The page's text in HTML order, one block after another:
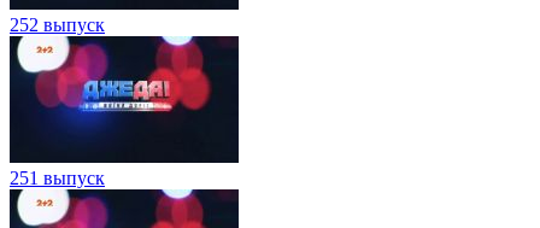
252 выпуск
251 выпуск